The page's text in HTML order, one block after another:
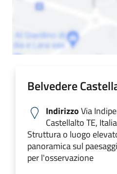
Belvedere
IndirizzoVia
Castellalto TE, Italia
Struttura o luogo
panoramica sul
per l'osservazione